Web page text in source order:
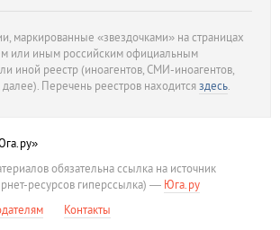
маркированные «звездочками» на страницах
или иным российским официальным
иной реестр (иноагентов, СМИ-иноагентов,
далее). Перечень реестров находитсяздесь.
обязательна ссылка на источник
ресурсов гиперссылка) — Юга.ру
Контакты